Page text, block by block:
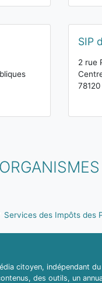
SIP
2 rue
Services des Impôts des
citoyen, indépendant
des outils, un